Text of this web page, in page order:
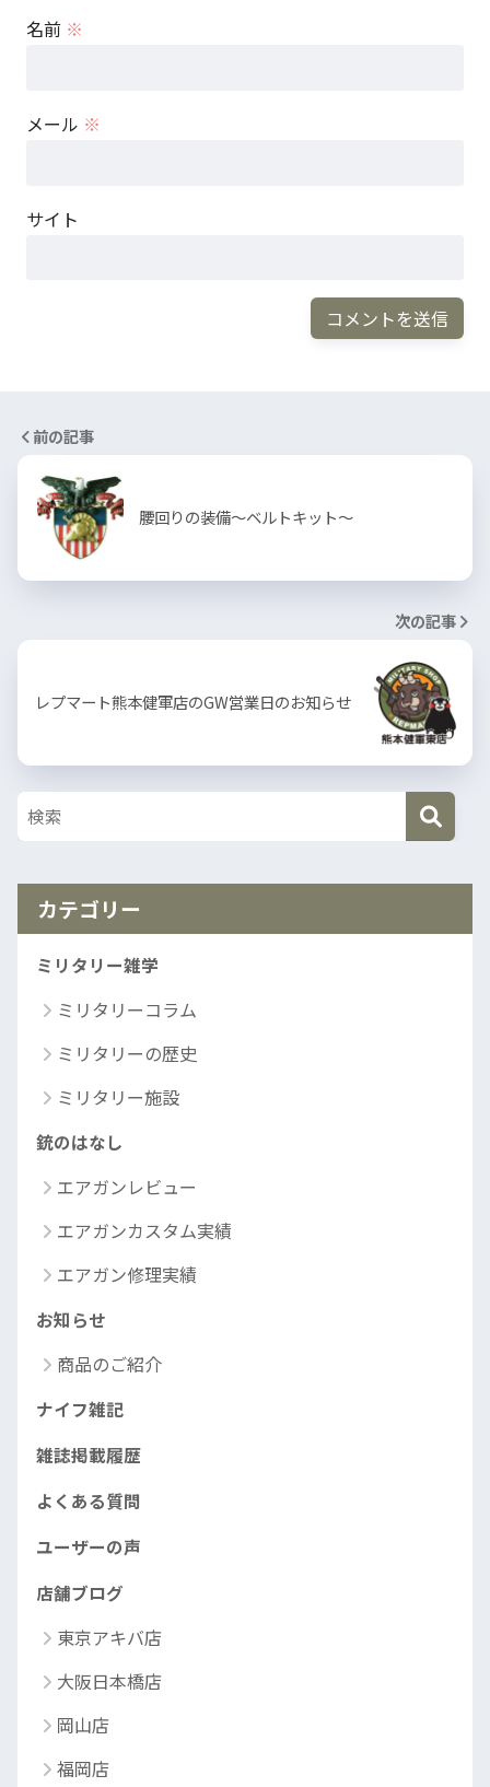
名前 ※
メール ※
サイト
前の記事
腰回りの装備～ベルトキット～
次の記事
レプマート熊本健軍店のGW営業日のお知らせ
カテゴリー
ミリタリー雑学
ミリタリーコラム
ミリタリーの歴史
ミリタリー施設
銃のはなし
エアガンレビュー
エアガンカスタム実績
エアガン修理実績
お知らせ
商品のご紹介
ナイフ雑記
雑誌掲載履歴
よくある質問
ユーザーの声
店舗ブログ
東京アキバ店
大阪日本橋店
岡山店
福岡店